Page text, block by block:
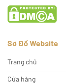
Sơ Đồ Website
Trang chủ
Cửa hàng